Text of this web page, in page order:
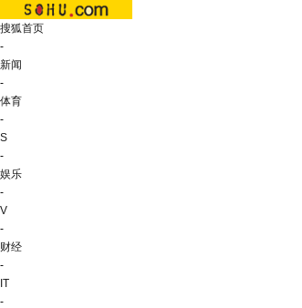
搜狐首页
-
新闻
-
体育
-
S
-
娱乐
-
V
-
财经
-
IT
-